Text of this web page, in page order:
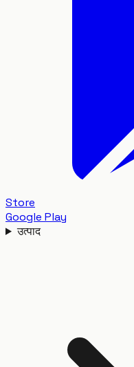
Store
Google Play
उत्पाद